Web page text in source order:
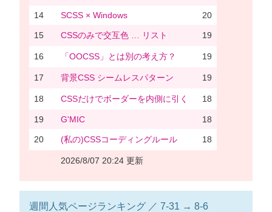
14 SCSS × Windows 20
15 CSSのみで交互色 … リスト 19
16 「OOCSS」とは別の考え方？ 19
17 背景CSS シームレスパターン 19
18 CSSだけでボーダーを内側に引く 18
19 G'MIC 18
20 (私の)CSSコーディングルール 18
2026/8/07 20:24 更新
週間人気ページランキング ／ 7-31 → 8-6